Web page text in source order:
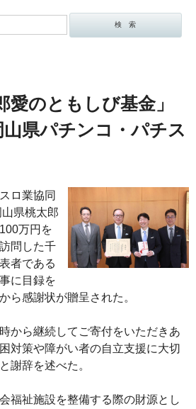
愛のともしび基金」
県パチンコ・パチス
ロ業協同
県桃太郎
万円を
問した千
者である
に目録を
ら感謝状が贈呈された。
から継続してご寄付をいただきあ
対策や障がい者の自立支援に大切
謝辞を述べた。
福祉施設を整備する際の財源とし